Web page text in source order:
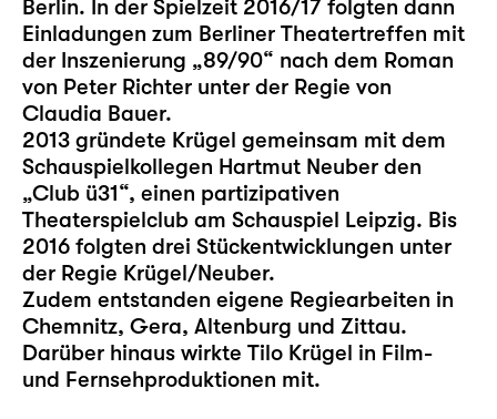
Berlin. In der Spielzeit 2016/17 folgten dann
Einladungen zum Berliner Theatertreffen mit
der Inszenierung „89/90“ nach dem Roman
von Peter Richter unter der Regie von
Claudia Bauer.
2013 gründete Krügel gemeinsam mit dem
Schauspielkollegen Hartmut Neuber den
„Club ü31“, einen partizipativen
Theaterspielclub am Schauspiel Leipzig. Bis
2016 folgten drei Stückentwicklungen unter
der Regie Krügel/Neuber.
Zudem entstanden eigene Regiearbeiten in
Chemnitz, Gera, Altenburg und Zittau.
Darüber hinaus wirkte Tilo Krügel in Film-
und Fernsehproduktionen mit.